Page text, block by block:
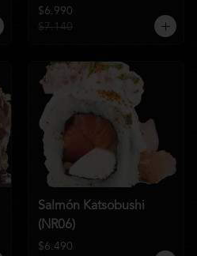
$6.990
$7.140
Salmón Katsobushi
(NR06)
$6.490